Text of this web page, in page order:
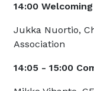
14:00
Jukka Nuortio,
Association
14:05 - 15:00